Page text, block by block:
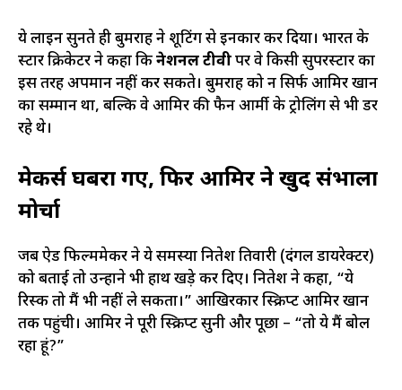
ये लाइन सुनते ही बुमराह ने शूटिंग से इनकार कर दिया। भारत के
स्टार क्रिकेटर ने कहा किनेशनल टीवीपर वे किसी सुपरस्टार का
इस तरह अपमान नहीं कर सकते। बुमराह को न सिर्फ आमिर खान
का सम्मान था, बल्कि वे आमिर की फैन आर्मी के ट्रोलिंग से भी डर
रहे थे।
मेकर्स घबरा गए, फिर आमिर ने खुद संभाला
मोर्चा
जब ऐड फिल्ममेकर ने ये समस्या नितेश तिवारी (दंगल डायरेक्टर)
को बताई तो उन्होंने भी हाथ खड़े कर दिए। नितेश ने कहा, “ये
रिस्क तो मैं भी नहीं ले सकता।” आखिरकार स्क्रिप्ट आमिर खान
तक पहुंची। आमिर ने पूरी स्क्रिप्ट सुनी और पूछा – “तो ये मैं बोल
रहा हूं?”